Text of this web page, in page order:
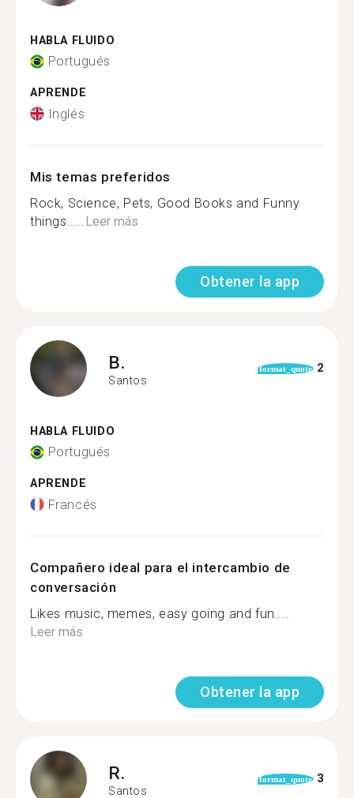
HABLA FLUIDO
Portugués
APRENDE
Inglés
Mis temas preferidos
Rock, Science, Pets, Good Books and Funny
things..... Leer más
Obtener la app
B.
Santos
format_quote 2
HABLA FLUIDO
Portugués
APRENDE
Francés
Compañero ideal para el intercambio de
conversación
Likes music, memes, easy going and fun....
Leer más
Obtener la app
R.
Santos
format_quote 3